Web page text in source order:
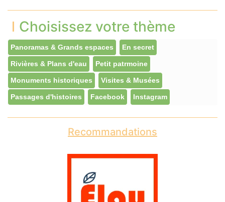
Choisissez votre thème
Panoramas & Grands espaces En secret
Rivières & Plans d'eau Petit patrmoine
Monuments historiques Visites & Musées
Passages d'histoires Facebook Instagram
Recommandations